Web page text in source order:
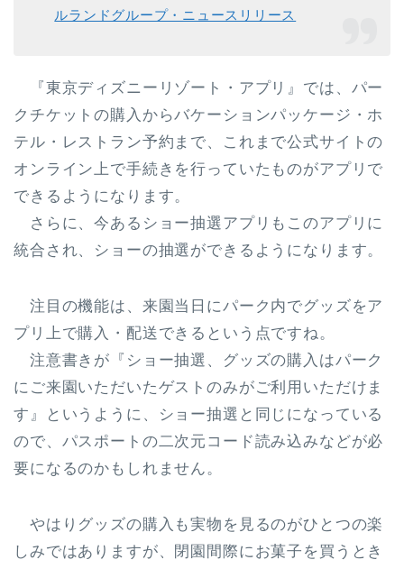
ルランドグループ・ニュースリリース
『東京ディズニーリゾート・アプリ』では、 パー
クチケットの購入からバケーションパッケージ・ホ
テル・レストラン予約まで、これまで公式サイトの
オンライン上で手続きを行っていたものがアプリで
できるようになります。
さらに、今あるショー抽選アプリもこのアプリに
統合され、 ショーの抽選ができるようになります。
注目の機能は、 来園当日にパーク内でグッズをア
プリ上で購入・配送できる という点ですね。
注意書きが『ショー抽選、グッズの購入はパーク
にご来園いただいたゲストのみがご利用いただけま
す』というように、ショー抽選と同じになっている
ので、パスポートの二次元コード読み込みなどが必
要になるのかもしれません。
やはりグッズの購入も実物を見るのがひとつの楽
しみではありますが、閉園間際にお菓子を買うとき